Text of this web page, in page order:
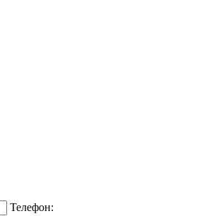
Телефон: